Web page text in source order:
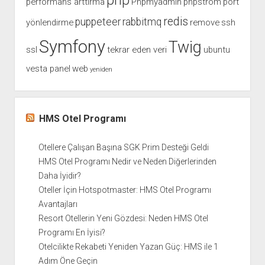
yönlendirmepuppeteer rabbitmq redis remove ssh
ssl Symfonytekrar eden veri Twig ubuntu
vesta panel web yeniden
HMS Otel Programı
Otellere Çalışan Başına SGK Prim Desteği Geldi
HMS Otel Programı Nedir ve Neden Diğerlerinden
Daha İyidir?
Oteller İçin Hotspotmaster: HMS Otel Programı
Avantajları
Resort Otellerin Yeni Gözdesi: Neden HMS Otel
Programı En İyisi?
Otelcilikte Rekabeti Yeniden Yazan Güç: HMS ile 1
Adım Öne Geçin